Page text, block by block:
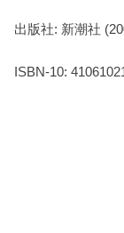
出版社: 新潮社
ISBN-10: